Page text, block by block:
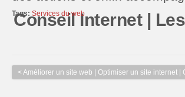
Conseil Internet |
Tags: Services du web
< Améliorer un site web | Optimiser un site internet |